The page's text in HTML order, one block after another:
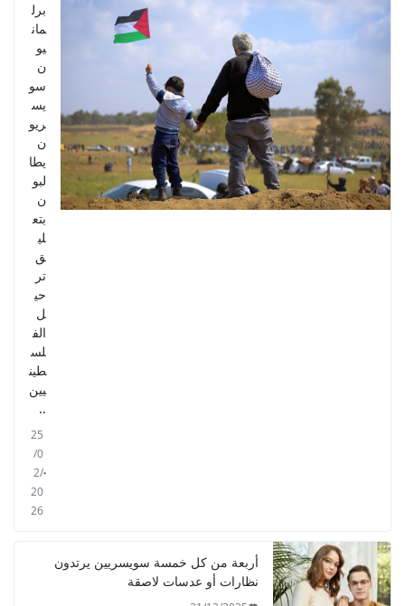
برل
مان
يو
ن
سو
يس
ريو
ن
يطا
لبو
ن
بتع
لي
ق
تر
حي
ل
الف
لس
طين
يين
..
25
/0
2/
20
26
أربعة من كل خمسة سويسريين يرتدون
نظارات أو عدسات لاصقة